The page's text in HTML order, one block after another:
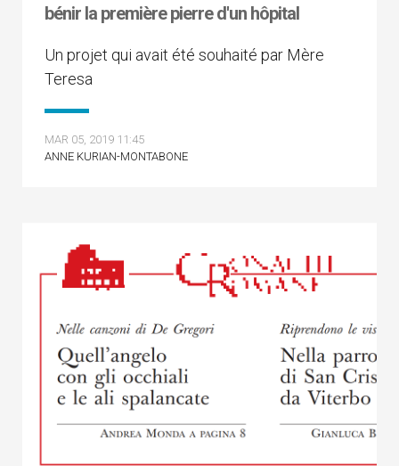
bénir la première pierre d'un hôpital
Un projet qui avait été souhaité par Mère
Teresa
MAR 05, 2019 11:45
ANNE KURIAN-MONTABONE